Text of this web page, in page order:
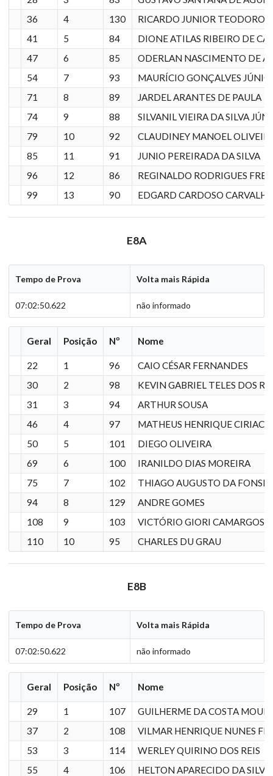
36
4 130
RICARDO JUNIOR TEODORO
41
5 84
DIONE ATILAS RIBEIRO DE
47
6 85
ODERLAN NASCIMENTO DE
54
7 93
MAURÍCIO GONÇALVES
71
8 89
JARDEL ARANTES DE PAULA
74
9 88
SILVANIL VIEIRA DA SILVA
79
10 92
CLAUDINEY MANOEL
85
11 91
JUNIO PEREIRADA DA SILVA
96
12 86
REGINALDO RODRIGUES
99
13 90 EDGARD CARDOSO
E8A
Tempo de Prova Volta mais Rápida
07:02:50.622 não informado
Geral Posição Nº Nome
22 1 96
CAIO CÉSAR FERNANDES
30
2 98
KEVIN GABRIEL TELES DOS
31
3 94
ARTHUR SOUSA
46
4 97
MATHEUS HENRIQUE CIRIACO
50
5 101
DIEGO OLIVEIRA
69
6 100
IRANILDO DIAS MOREIRA
75
7 102
THIAGO AUGUSTO DA
94
8 129
ANDRE GOMES
108
9 103
VICTÓRIO GIORI CAMARGOS
110
10 95 CHARLES DU GRAU
E8B
Tempo de Prova Volta mais Rápida
07:02:50.622 não informado
Geral Posição Nº Nome
29 1 107
GUILHERME DA COSTA
37
2 108
VILMAR HENRIQUE NUNES
53
3 114
WERLEY QUIRINO DOS REIS
55
4 106
HELTON APARECIDO DA SILVA